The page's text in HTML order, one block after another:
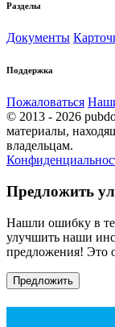
Разделы
Документы
Поддержка
Пожаловаться
© 2013 - 2026
материалы,
владельцам.
Предложить
Нашли ошибку в
улучшить наши
предложения! Это
Предложить